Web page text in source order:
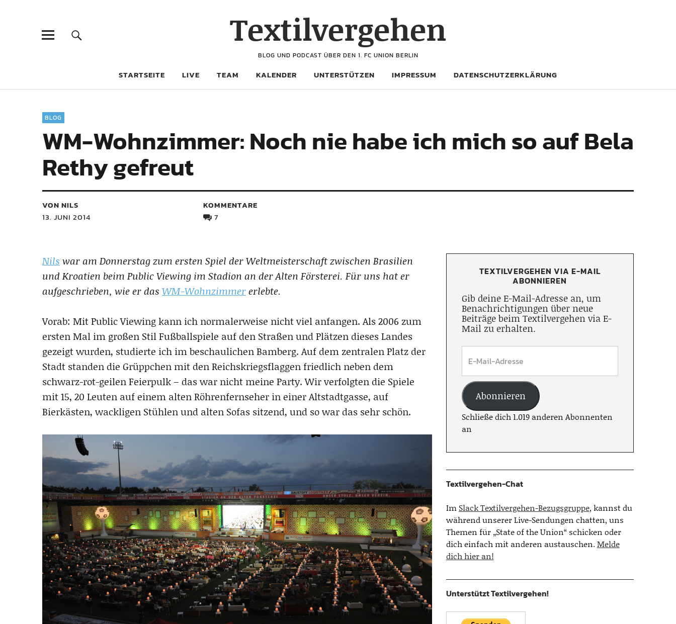
Textilvergehen
BLOG UND PODCAST ÜBER DEN 1. FC UNION BERLIN
STARTSEITE LIVE TEAM KALENDER UNTERSTÜTZEN IMPRESSUM DATENSCHUTZERKLÄRUNG
BLOG
WM-Wohnzimmer: Noch nie habe ich mich so auf Bela
Rethy gefreut
VON NILS
13. JUNI 2014
KOMMENTARE
7
Nils war am Donnerstag zum ersten Spiel der Weltmeisterschaft zwischen Brasilien
und Kroatien beim Public Viewing im Stadion an der Alten Försterei. Für uns hat er
aufgeschrieben, wie er das WM-Wohnzimmererlebte.
Vorab: Mit Public Viewing kann ich normalerweise nicht viel anfangen. Als 2006 zum
ersten Mal im großen Stil Fußballspiele auf den Straßen und Plätzen dieses Landes
gezeigt wurden, studierte ich im beschaulichen Bamberg. Auf dem zentralen Platz der
Stadt standen die Grüppchen mit den Reichskriegsflaggen friedlich neben dem
schwarz-rot-geilen Feierpulk – das war nicht meine Party. Wir verfolgten die Spiele
mit 15, 20 Leuten auf einem alten Röhrenfernseher in einer Altstadtgasse, auf
Bierkästen, wackligen Stühlen und alten Sofas sitzend, und so war das sehr schön.
TEXTILVERGEHEN VIA E-MAIL
ABONNIEREN
Gib deine E-Mail-Adresse an, um
Benachrichtigungen über neue
Beiträge beim Textilvergehen via E-
Mail zu erhalten.
Abonnieren
Schließe dich 1.019 anderen Abonnenten
an
Textilvergehen-Chat
Im Slack Textilvergehen-Bezugsgruppe, kannst du
während unserer Live-Sendungen chatten, uns
Themen für „State of the Union“ schicken oder
dich einfach mit anderen austauschen.Melde
dich hier an!
Unterstützt Textilvergehen!